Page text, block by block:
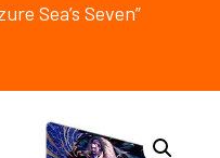
Sea’s Seven”